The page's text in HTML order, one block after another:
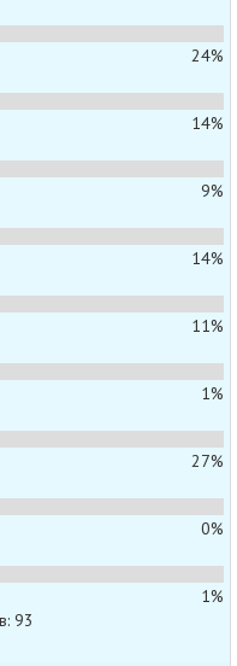
24%
14%
9%
14%
11%
1%
27%
0%
1%
93